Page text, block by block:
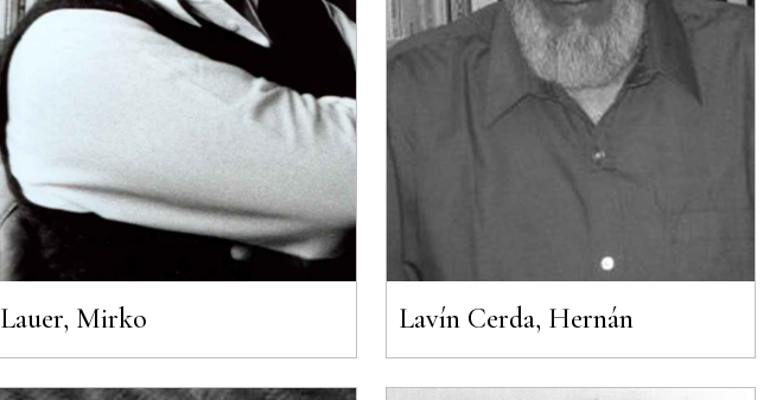
Lauer, Mirko Lavín Cerda, Hernán